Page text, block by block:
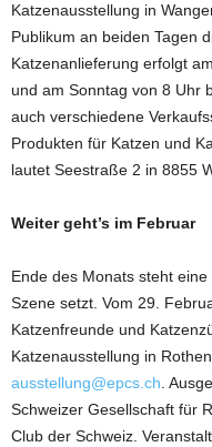
Katzenausstellung in
Publikum an beiden Tagen
Katzenanlieferung erfolgt
und am Sonntag von 8 Uhr
auch verschiedene
Produkten für Katzen und
lautet Seestraße 2 in 8855
Weiter geht’s im Februar
Ende des Monats steht
Szene setzt. Vom 29.
Katzenfreunde und
Katzenausstellung in
ausstellung@epcs.ch.
Schweizer Gesellschaft für
Club der Schweiz.